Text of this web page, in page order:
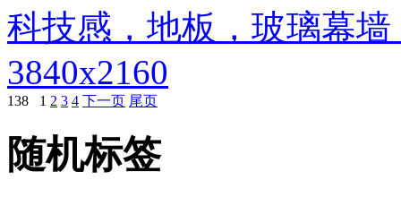
科技感，地板，玻璃幕
3840x2160
138 1 2 3 4 下一页 尾页
随机标签